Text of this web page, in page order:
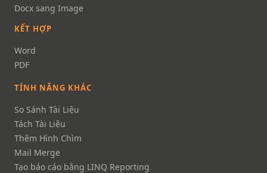
Docx sang Image
KẾT HỢP
Word
PDF
TÍNH NĂNG KHÁC
So Sánh Tài Liệu
Tách Tài Liệu
Thêm Hình Chìm
Mail Merge
Tạo báo cáo bằng LINQ Reporting